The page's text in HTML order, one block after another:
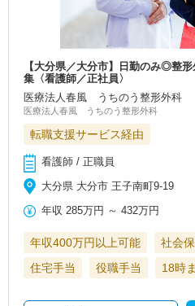
【大分県／大分市】日勤のみ◎整
集〈看護師／正社員〉
医療法人春風 うちのう整形外科
医療法人春風 うちのう整形外科
転職支援サービス経由
看護師 / 正職員
大分県 大分市 王子南町9-19
年収 285万円 ～432万円
年収400万円以上可能 社会
住宅手当
役職手当 18時